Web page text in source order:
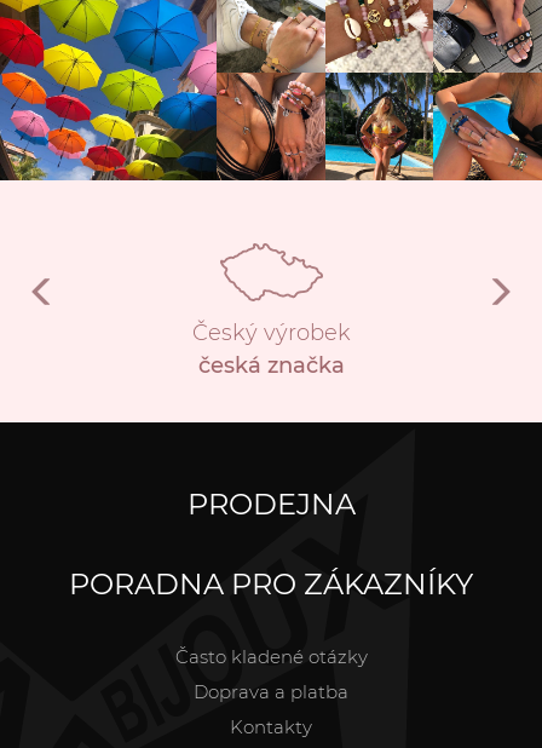
Český výrobek
česká značka
PRODEJNA
PORADNA PRO ZÁKAZNÍKY
Často kladené otázky
Doprava a platba
Kontakty